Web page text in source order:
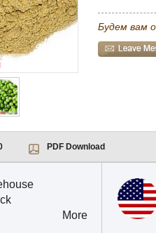
Будем вам
PDF Download
More